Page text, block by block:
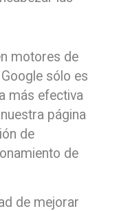
motores de
sólo es
más efectiva
página
de
de
de mejorar